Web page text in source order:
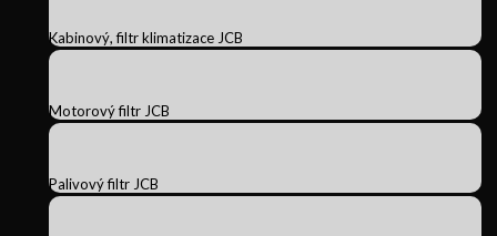
Kabinový, filtr klimatizace JCB
Motorový filtr JCB
Palivový filtr JCB